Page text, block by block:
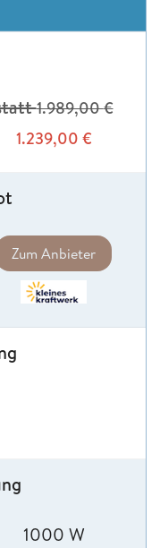
1.989,00€
1.239,00 €
Zum Anbieter
1000 W